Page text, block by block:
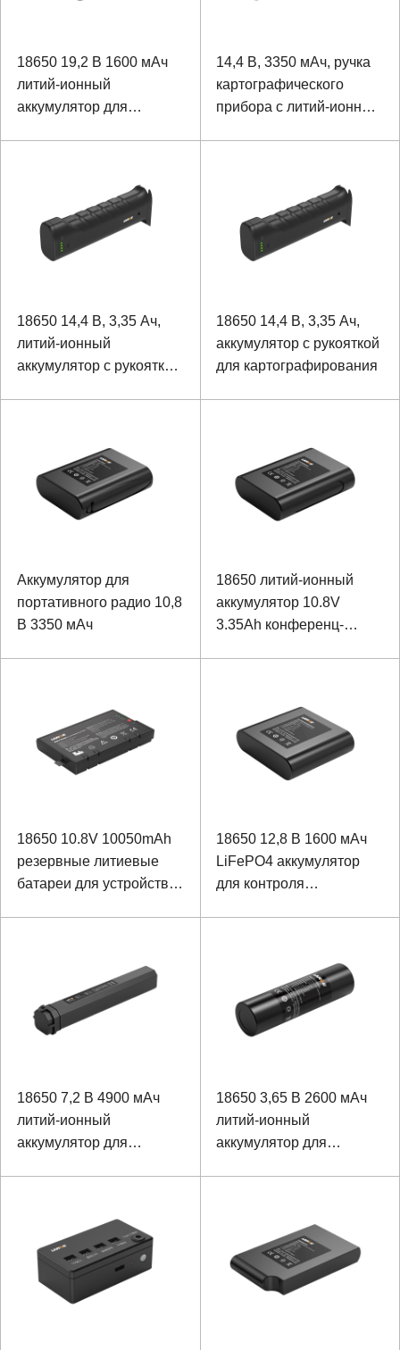
18650 19,2 В 1600 мАч
литий-ионный
аккумулятор для
14,4 В, 3350 мАч, ручка
картографического
прибора с литий-ионным
18650 14,4 В, 3,35 Ач,
литий-ионный
аккумулятор с рукояткой
18650 14,4 В, 3,35 Ач,
аккумулятор с рукояткой
для картографирования
Аккумулятор для
портативного радио 10,8
В 3350 мАч
18650 литий-ионный
аккумулятор 10.8V
3.35Ah конференц-
18650 10.8V 10050mAh
резервные литиевые
батареи для устройств
18650 12,8 В 1600 мАч
LiFePO4 аккумулятор
для контроля
18650 7,2 В 4900 мАч
литий-ионный
аккумулятор для
18650 3,65 В 2600 мАч
литий-ионный
аккумулятор для